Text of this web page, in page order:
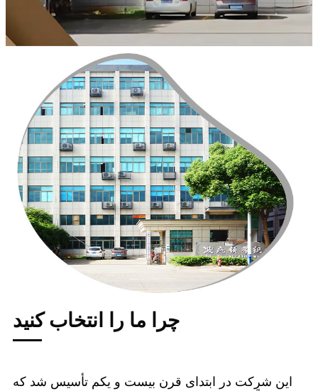
چرا ما را انتخاب کنید
این شرکت در ابتدای قرن بیست و یکم تأسیس شد که